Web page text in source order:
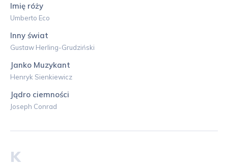
Imię róży
Umberto Eco
Inny świat
Gustaw Herling-Grudziński
Janko Muzykant
Henryk Sienkiewicz
Jądro ciemności
Joseph Conrad
K